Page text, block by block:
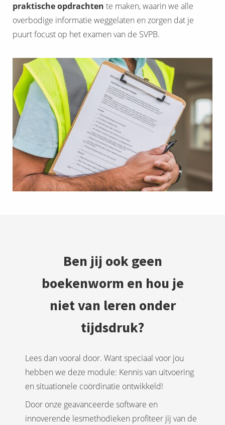
praktischeopdrachten te maken, waarin we alle
overbodige informatie weggelaten en zorgen dat je
puurt focust op het examen van de SVPB.
Ben jij ook geen
boekenworm en hou je
niet van leren onder
tijdsdruk?
Lees dan vooral door. Want speciaal voor jou
hebben we deze module: Kennis van uitvoering
en situationele coördinatie ontwikkeld!
Door onze geavanceerde software en
innoverende lesmethodieken profiteer jij van de